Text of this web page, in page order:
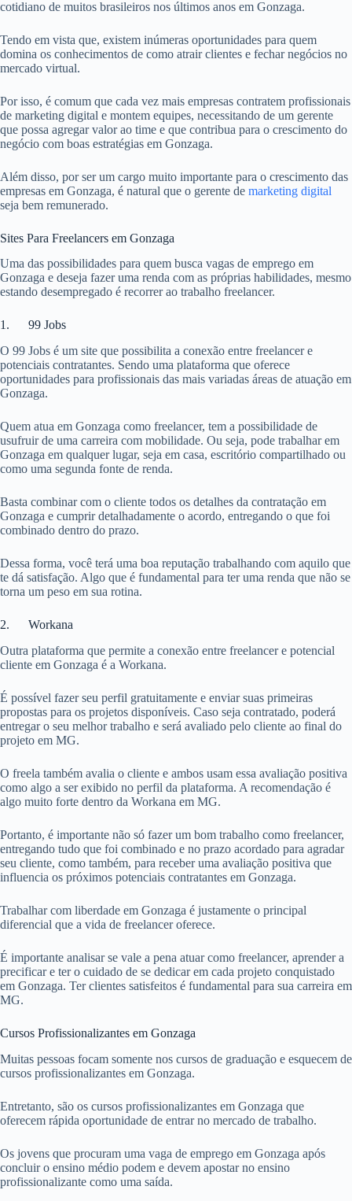
cotidiano de muitos brasileiros nos últimos anos em Gonzaga.
Tendo em vista que, existem inúmeras oportunidades para quem
domina os conhecimentos de como atrair clientes e fechar negócios no
mercado virtual.
Por isso, é comum que cada vez mais empresas contratem profissionais
de marketing digital e montem equipes, necessitando de um gerente
que possa agregar valor ao time e que contribua para o crescimento do
negócio com boas estratégias em Gonzaga.
Além disso, por ser um cargo muito importante para o crescimento das
empresas em Gonzaga, é natural que o gerente de marketing digital
seja bem remunerado.
Sites Para Freelancers em Gonzaga
Uma das possibilidades para quem busca vagas de emprego em
Gonzaga e deseja fazer uma renda com as próprias habilidades, mesmo
estando desempregado é recorrer ao trabalho freelancer.
1. 99 Jobs
O 99 Jobs é um site que possibilita a conexão entre freelancer e
potenciais contratantes. Sendo uma plataforma que oferece
oportunidades para profissionais das mais variadas áreas de atuação em
Gonzaga.
Quem atua em Gonzaga como freelancer, tem a possibilidade de
usufruir de uma carreira com mobilidade. Ou seja, pode trabalhar em
Gonzaga em qualquer lugar, seja em casa, escritório compartilhado ou
como uma segunda fonte de renda.
Basta combinar com o cliente todos os detalhes da contratação em
Gonzaga e cumprir detalhadamente o acordo, entregando o que foi
combinado dentro do prazo.
Dessa forma, você terá uma boa reputação trabalhando com aquilo que
te dá satisfação. Algo que é fundamental para ter uma renda que não se
torna um peso em sua rotina.
2. Workana
Outra plataforma que permite a conexão entre freelancer e potencial
cliente em Gonzaga é a Workana.
É possível fazer seu perfil gratuitamente e enviar suas primeiras
propostas para os projetos disponíveis. Caso seja contratado, poderá
entregar o seu melhor trabalho e será avaliado pelo cliente ao final do
projeto em MG.
O freela também avalia o cliente e ambos usam essa avaliação positiva
como algo a ser exibido no perfil da plataforma. A recomendação é
algo muito forte dentro da Workana em MG.
Portanto, é importante não só fazer um bom trabalho como freelancer,
entregando tudo que foi combinado e no prazo acordado para agradar
seu cliente, como também, para receber uma avaliação positiva que
influencia os próximos potenciais contratantes em Gonzaga.
Trabalhar com liberdade em Gonzaga é justamente o principal
diferencial que a vida de freelancer oferece.
É importante analisar se vale a pena atuar como freelancer, aprender a
precificar e ter o cuidado de se dedicar em cada projeto conquistado
em Gonzaga. Ter clientes satisfeitos é fundamental para sua carreira em
MG.
Cursos Profissionalizantes em Gonzaga
Muitas pessoas focam somente nos cursos de graduação e esquecem de
cursos profissionalizantes em Gonzaga.
Entretanto, são os cursos profissionalizantes em Gonzaga que
oferecem rápida oportunidade de entrar no mercado de trabalho.
Os jovens que procuram uma vaga de emprego em Gonzaga após
concluir o ensino médio podem e devem apostar no ensino
profissionalizante como uma saída.